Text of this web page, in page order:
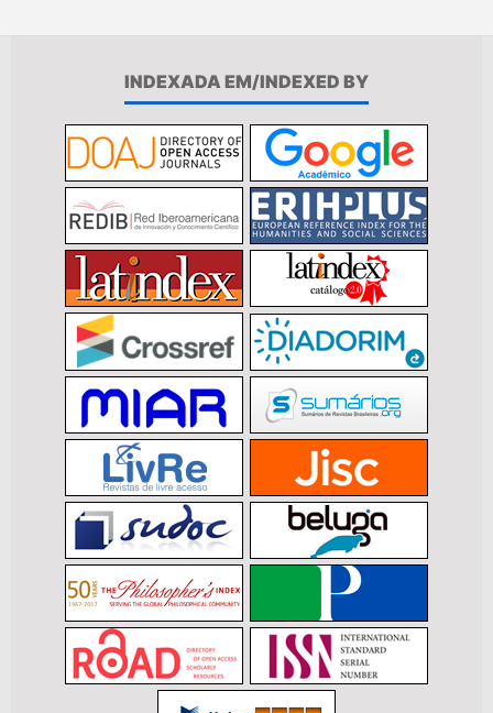
INDEXADA EM/INDEXED BY